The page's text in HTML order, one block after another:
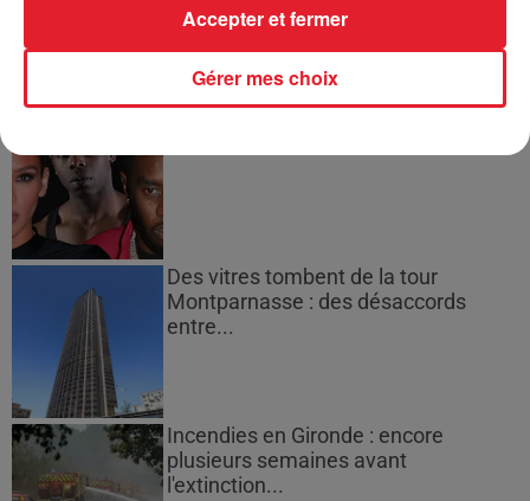
Des vitres tombent de la tour
Montparnasse : des désaccords
entre...
Incendies en Gironde : encore
plusieurs semaines avant
l'extinction...
Gérer mes choix
Accepter et fermer